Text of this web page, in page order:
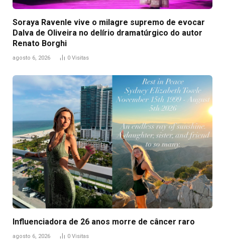
Soraya Ravenle vive o milagre supremo de evocar
Dalva de Oliveira no delírio dramatúrgico do autor
Renato Borghi
agosto 6, 2026 0 Visitas
Influenciadora de 26 anos morre de câncer raro
agosto 6, 2026 0 Visitas